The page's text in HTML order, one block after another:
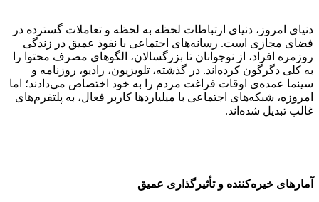
دنیای امروز، دنیای ارتباطات لحظه به لحظه و تعاملات گسترده در
فضای مجازی است. رسانه‌های اجتماعی با نفوذ عمیق در زندگی
روزمره افراد، از نوجوانان تا بزرگسالان، الگوهای مصرف محتوا را
به کلی دگرگون کرده‌اند. در گذشته، تلویزیون، رادیو، روزنامه و
سینما عمده‌ی اوقات فراغت مردم را به خود اختصاص می‌دادند؛ اما
امروزه، شبکه‌های اجتماعی با میلیاردها کاربر فعال، به پلتفرم‌های
غالب تبدیل شده‌اند.
آمارهای خیره‌کننده و تأثیرگذاری عمیق